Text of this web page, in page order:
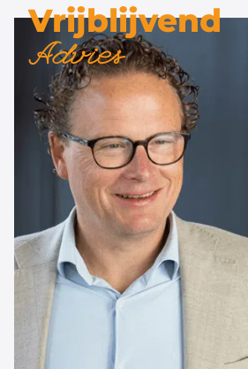
Vrijblijvend
Advies